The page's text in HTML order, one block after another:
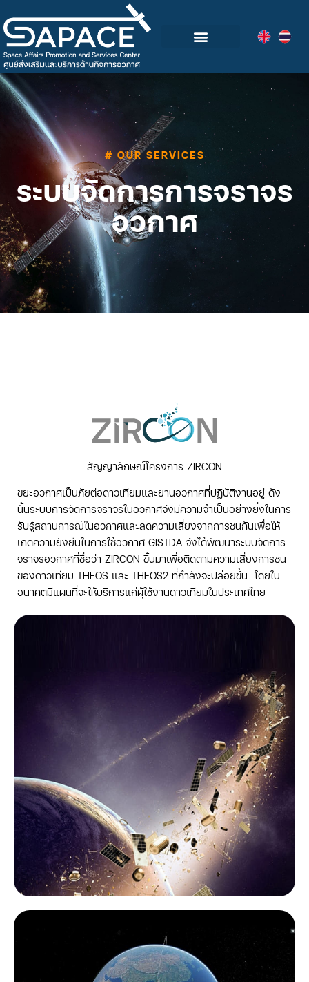
# OUR SERVICES
ระบบจัดการการจราจร
อวกาศ
สัญญาลักษณ์โครงการ ZIRCON
ขยะอวกาศเป็นภัยต่อดาวเทียมและยานอวกาศที่ปฏิบัติงานอยู่ ดัง
นั้นระบบการจัดการจราจรในอวกาศจึงมีความจำเป็นอย่างยิ่งในการ
รับรู้สถานการณ์ในอวกาศและลดความเสี่ยงจากการชนกันเพื่อให้
เกิดความยังยืนในการใช้อวกาศ GISTDA จึงได้พัฒนาระบบจัดการ
จราจรอวกาศที่ชื่อว่า ZIRCON ขึ้นมาเพื่อติดตามความเสี่ยงการชน
ของดาวเทียม THEOS และ THEOS2 ที่กำลังจะปล่อยขึ้น โดยใน
อนาคตมีแผนที่จะให้บริการแก่ผุ้ใช้งานดาวเทียมในประเทศไทย